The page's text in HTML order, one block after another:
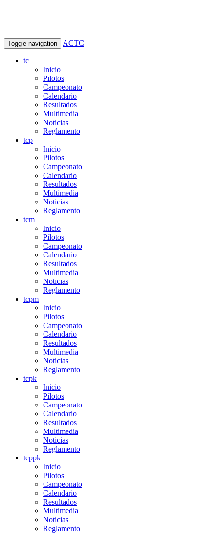
Toggle navigation ACTC
tc
Inicio
Pilotos
Campeonato
Calendario
Resultados
Multimedia
Noticias
Reglamento
tcp
Inicio
Pilotos
Campeonato
Calendario
Resultados
Multimedia
Noticias
Reglamento
tcm
Inicio
Pilotos
Campeonato
Calendario
Resultados
Multimedia
Noticias
Reglamento
tcpm
Inicio
Pilotos
Campeonato
Calendario
Resultados
Multimedia
Noticias
Reglamento
tcpk
Inicio
Pilotos
Campeonato
Calendario
Resultados
Multimedia
Noticias
Reglamento
tcppk
Inicio
Pilotos
Campeonato
Calendario
Resultados
Multimedia
Noticias
Reglamento